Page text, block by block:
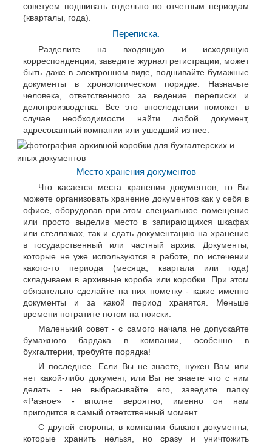
советуем подшивать отдельно по отчетным периодам
(кварталы, года).
Переписка.
Разделите на входящую и исходящую
корреспонденции, заведите журнал регистрации, может
быть даже в электронном виде, подшивайте бумажные
документы в хронологическом порядке. Назначьте
человека, ответственного за ведение переписки и
делопроизводства. Все это впоследствии поможет в
случае необходимости найти любой документ,
адресованный компании или ушедший из нее.
Место хранения документов
Что касается места хранения документов, то Вы
можете организовать хранение документов как у себя в
офисе, оборудовав при этом специальное помещение
или просто выделив место в запирающихся шкафах
или стеллажах, так и сдать документацию на хранение
в государственный или частный архив. Документы,
которые не уже используются в работе, по истечении
какого-то периода (месяца, квартала или года)
складываем в архивные короба или коробки. При этом
обязательно сделайте на них пометку - какие именно
документы и за какой период хранятся. Меньше
времени потратите потом на поиски.
Маленький совет - с самого начала не допускайте
бумажного бардака в компании, особенно в
бухгалтерии, требуйте порядка!
И последнее. Если Вы не знаете, нужен Вам или
нет какой-либо документ, или Вы не знаете что с ним
делать - не выбрасывайте его, заведите папку
«Разное» - вполне вероятно, именно он нам
пригодится в самый ответственный момент
С другой стороны, в компании бывают документы,
которые хранить нельзя, но сразу и уничтожить